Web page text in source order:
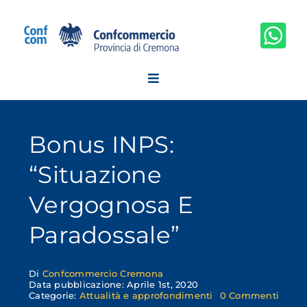
contenuto
Bonus INPS:
“situazione
Vergognosa E
Paradossale”
Di Confcommercio Cremona
Data pubblicazione: Aprile 1st, 2020
Categorie: Attualità e approfondimenti 0 Commenti